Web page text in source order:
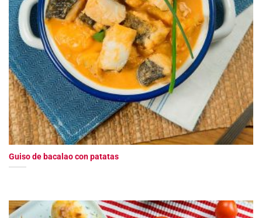
Guiso de bacalao con patatas